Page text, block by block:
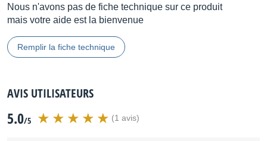
Nous n'avons pas de fiche technique sur ce produit
mais votre aide est la bienvenue
Remplir la fiche technique
AVIS UTILISATEURS
5.0/5 (1 avis)